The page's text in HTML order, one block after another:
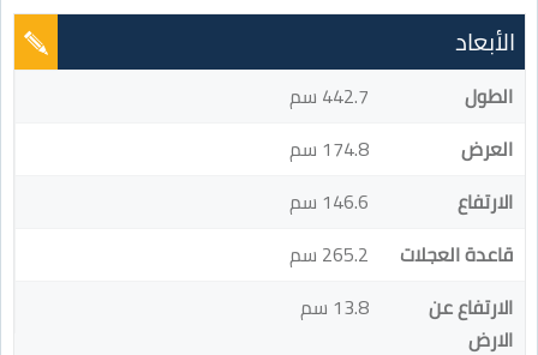
الأبعاد
الطول
442.7 سم
العرض
174.8 سم
الارتفاع
146.6 سم
قاعدة العجلات
265.2 سم
الارتفاع عن
الارض
13.8 سم